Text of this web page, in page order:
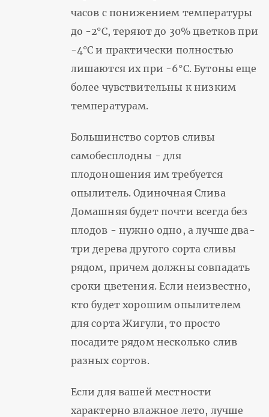
часов с понижением температуры
до -2°С, теряют до 30% цветков при
-4°С и практически полностью
лишаются их при -6°С. Бутоны еще
более чувствительны к низким
температурам.
Большинство сортов сливы
самобесплодны - для
плодоношения им требуется
опылитель. Одиночная Слива
Домашняя будет почти всегда без
плодов - нужно одно, а лучше два-
три дерева другого сорта сливы
рядом, причем должны совпадать
сроки цветения. Если неизвестно,
кто будет хорошим опылителем
для сорта Жигули, то просто
посадите рядом несколько слив
разных сортов.
Если для вашей местности
характерно влажное лето, лучше